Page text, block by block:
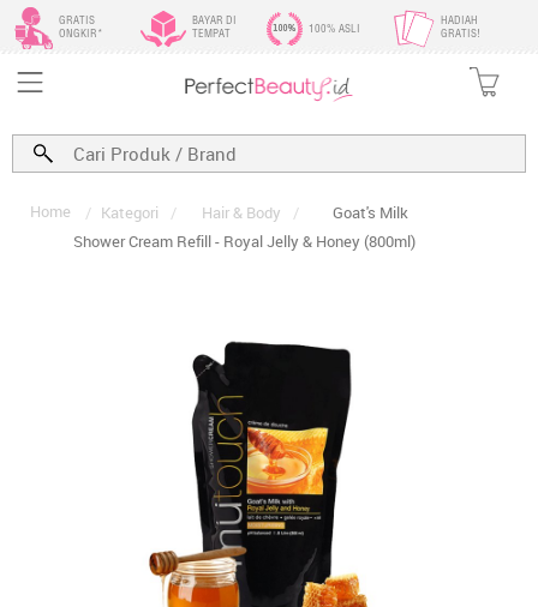
GRATIS
ONGKIR*
BAYAR DI
TEMPAT
100% ASLI
HADIAH
GRATIS!
Home / Kategori / Hair & Body /
Goat's Milk
Shower Cream Refill - Royal Jelly & Honey (800ml)